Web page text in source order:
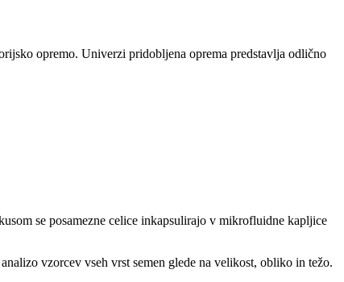
opremo. Univerzi pridobljena oprema predstavlja odlično
se posamezne celice inkapsulirajo v mikrofluidne kapljice
vzorcev vseh vrst semen glede na velikost, obliko in težo.